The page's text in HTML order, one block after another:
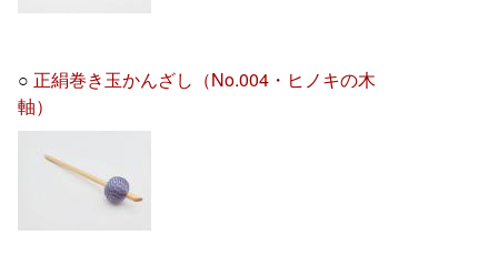
○ 正絹巻き玉かんざし（No.004・ヒノキの木
軸）